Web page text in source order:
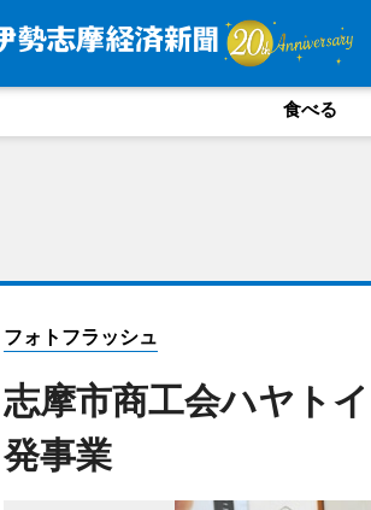
食べる
フォトフラッシュ
志摩市商工会ハヤト
発事業